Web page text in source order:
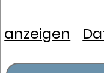
anzeigen
Neuheiten